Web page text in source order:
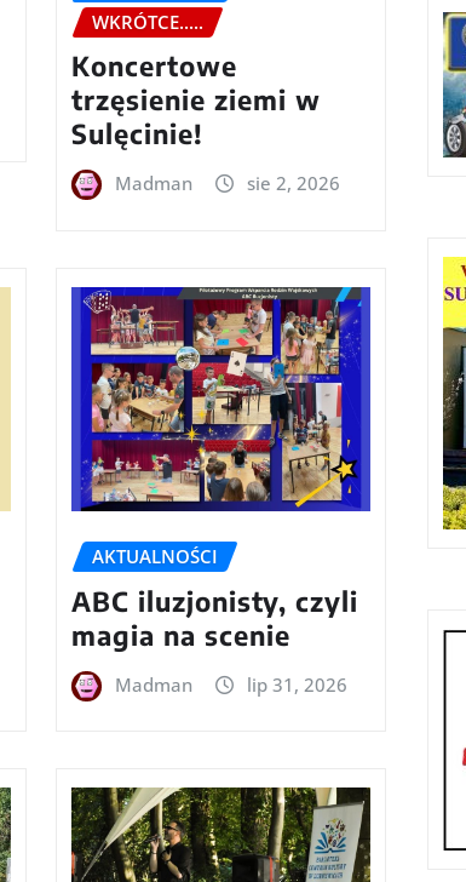
WKRÓTCE.....
Koncertowe
trzęsienie ziemi w
Sulęcinie!
Madman sie 2, 2026
AKTUALNOŚCI
ABC iluzjonisty, czyli
magia na scenie
Madman lip 31, 2026